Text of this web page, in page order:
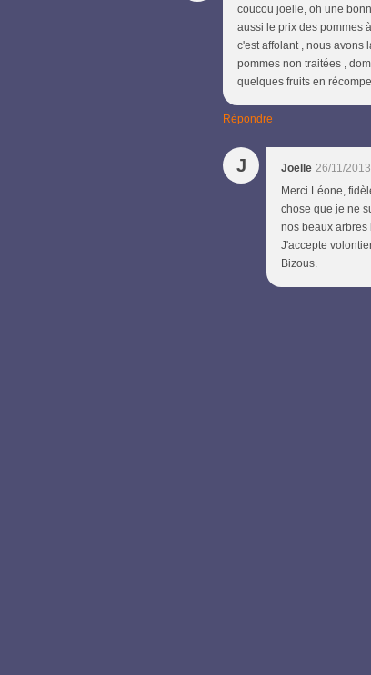
coucou joelle, oh une
aussi le prix des pommes
c'est affolant , nous avons
pommes non traitées ,
quelques fruits en
Répondre
J Joëlle 26/11/
Merci Léone,
chose que je ne
nos beaux arbres
J'accepte
Bizous.